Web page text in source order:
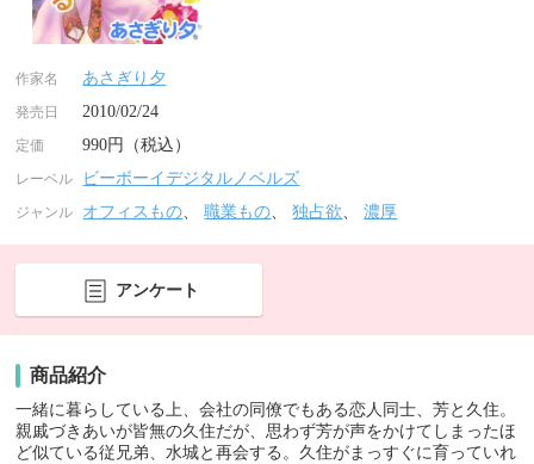
作家名 あさぎり夕
発売日 2010/02/24
定価 990円（税込）
レーベル ビーボーイデジタルノベルズ
ジャンル オフィスもの、職業もの、独占欲、濃厚
アンケート
商品紹介
一緒に暮らしている上、会社の同僚でもある恋人同士、芳と久住。
親戚づきあいが皆無の久住だが、思わず芳が声をかけてしまったほ
ど似ている従兄弟、水城と再会する。久住がまっすぐに育っていれ